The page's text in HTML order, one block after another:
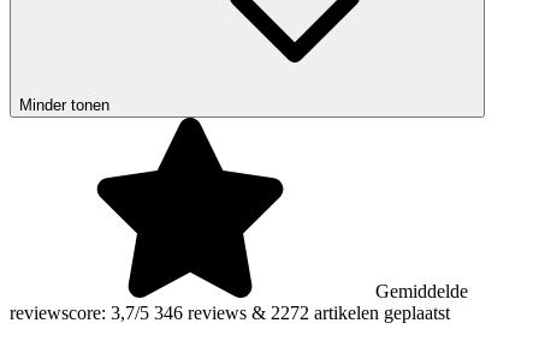
Minder tonen
Gemiddelde
reviewscore: 3,7/5 346 reviews & 2272 artikelen geplaatst